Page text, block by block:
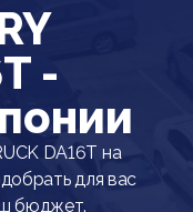
-
DA16T на
для вас
бюджет.